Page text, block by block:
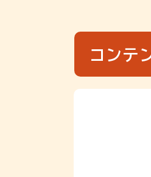
コンテ